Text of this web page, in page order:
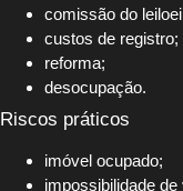
comissão do
custos de registro;
reforma;
desocupação.
Riscos práticos
imóvel ocupado;
impossibilidade de